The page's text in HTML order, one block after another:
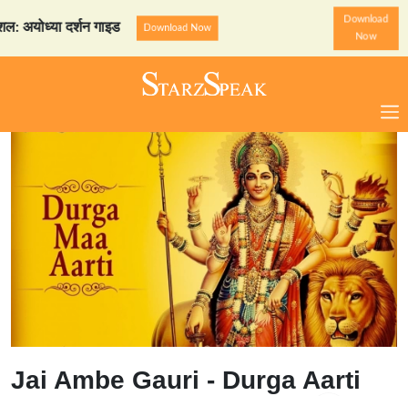
दर्शन गाइड Download Now
Download
Now
Jai Ambe Gauri - Durga Aarti